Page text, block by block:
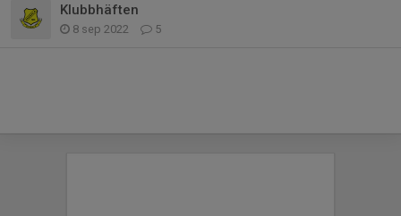
Klubbhäften
8 sep 2022 5